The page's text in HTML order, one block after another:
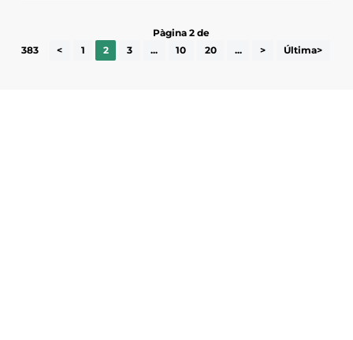
Pàgina 2 de
383
< 1 2 3 ... 10 20 ... > Última>